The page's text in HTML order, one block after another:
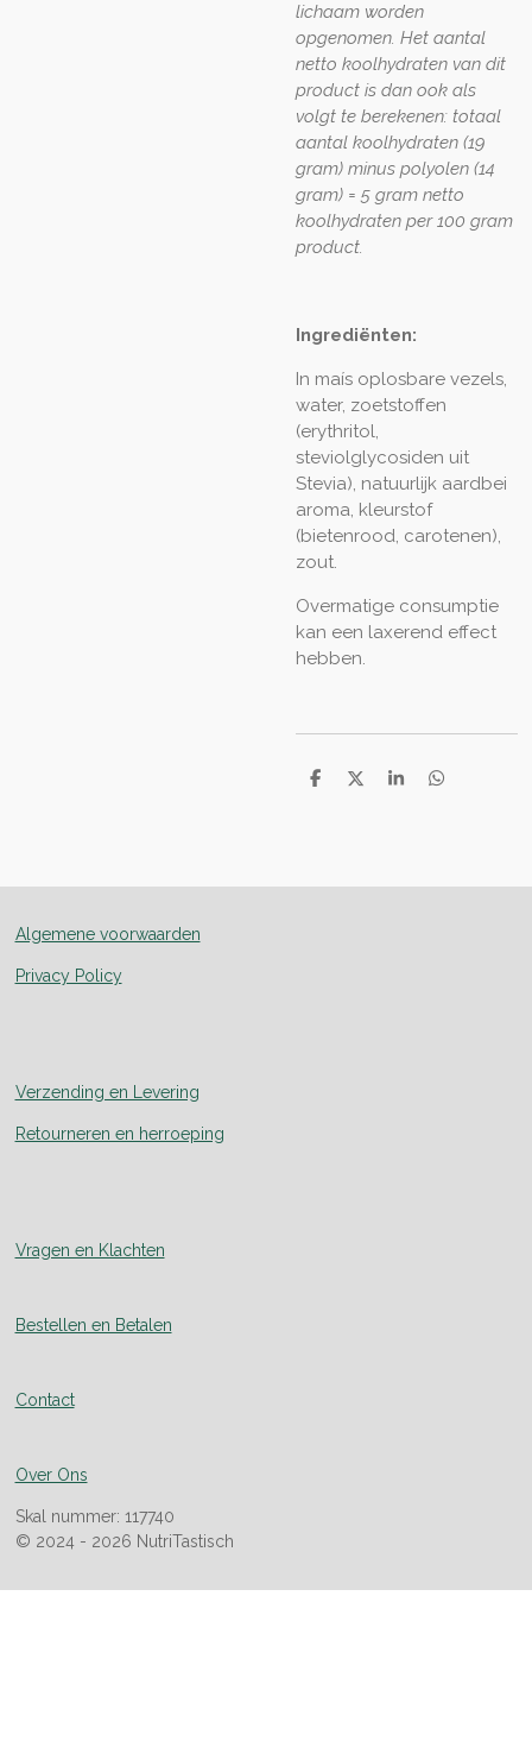
lichaam worden
opgenomen. Het aantal
netto koolhydraten van dit
product is dan ook als
volgt te berekenen: totaal
aantal koolhydraten (19
gram) minus polyolen (14
gram) = 5 gram netto
koolhydraten per 100 gram
product.
Ingrediënten:
In maís oplosbare vezels,
water, zoetstoffen
(erythritol,
steviolglycosiden uit
Stevia), natuurlijk aardbei
aroma, kleurstof
(bietenrood, carotenen),
zout.
Overmatige consumptie
kan een laxerend effect
hebben.
D
D
S
D
Algemene voorwaarden
Privacy Policy
Verzending en Levering
Retourneren en herroeping
Vragen en Klachten
Bestellen en Betalen
Contact
Over Ons
Skal nummer: 117740
© 2024 - 2026 NutriTastisch